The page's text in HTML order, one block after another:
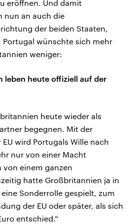
eröffnen. Und damit
nun an auch die
der beiden Staaten,
Portugal wünschte sich mehr
weniger:
leben heute offiziell auf der
heute wieder als
begegnen. Mit der
wird Portugals Wille nach
nur von einer Macht
einem ganzen
hatte Großbritannien ja in
Sonderrolle gespielt, zum
der EU oder später, als sich
entschied.“